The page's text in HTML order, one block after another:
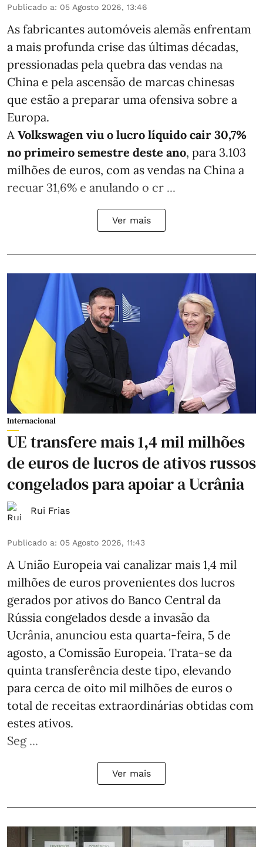
Publicado a: 05 Agosto 2026, 13:46
As fabricantes automóveis alemãs enfrentam
a mais profunda crise das últimas décadas,
pressionadas pela quebra das vendas na
China e pela ascensão de marcas chinesas
que estão a preparar uma ofensiva sobre a
Europa.
A Volkswagen viu o lucro líquido cair 30,7%
no primeiro semestre deste ano, para 3.103
milhões de euros, com as vendas na China a
recuar 31,6% e anulando o cr ...
Ver mais
Internacional
UE transfere mais 1,4 mil milhões
de euros de lucros de ativos russos
congelados para apoiar a Ucrânia
Rui Frias
Publicado a: 05 Agosto 2026, 11:43
A União Europeia vai canalizar mais 1,4 mil
milhões de euros provenientes dos lucros
gerados por ativos do Banco Central da
Rússia congelados desde a invasão da
Ucrânia, anunciou esta quarta-feira, 5 de
agosto, a Comissão Europeia. Trata-se da
quinta transferência deste tipo, elevando
para cerca de oito mil milhões de euros o
total de receitas extraordinárias obtidas com
estes ativos.
Seg ...
Ver mais